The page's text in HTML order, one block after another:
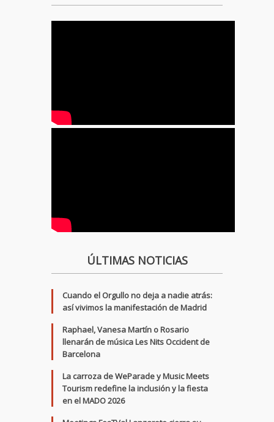
ÚLTIMAS NOTICIAS
Cuando el Orgullo no deja a nadie atrás:
así vivimos la manifestación de Madrid
Raphael, Vanesa Martín o Rosario
llenarán de música Les Nits Occident de
Barcelona
La carroza de WeParade y Music Meets
Tourism redefine la inclusión y la fiesta
en el MADO 2026